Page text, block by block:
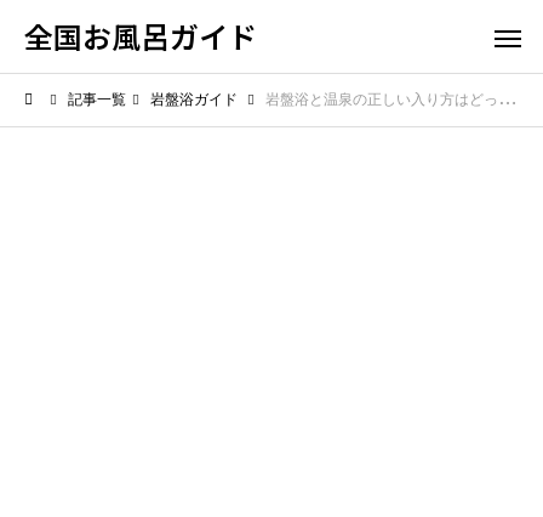
全国お風呂ガイド
記事一覧 岩盤浴ガイド 岩盤浴と温泉の正しい入り方はどっちが先？効果的な順番を徹底解説